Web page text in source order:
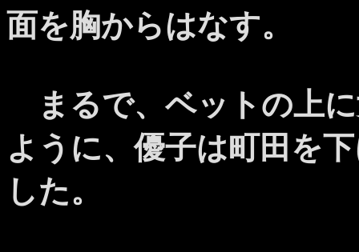
面を胸からはなす。
まるで、ベットの上
ように、優子は町田を
した。